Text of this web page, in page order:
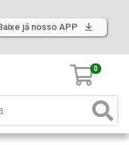
já nosso APP
0